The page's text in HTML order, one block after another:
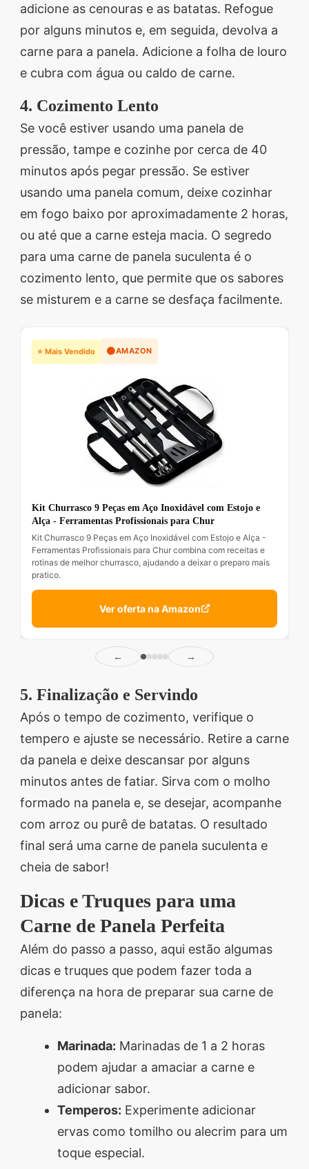
adicione as cenouras e as batatas. Refogue
por alguns minutos e, em seguida, devolva a
carne para a panela. Adicione a folha de louro
e cubra com água ou caldo de carne.
4. Cozimento Lento
Se você estiver usando uma panela de
pressão, tampe e cozinhe por cerca de 40
minutos após pegar pressão. Se estiver
usando uma panela comum, deixe cozinhar
em fogo baixo por aproximadamente 2 horas,
ou até que a carne esteja macia. O segredo
para uma carne de panela suculenta é o
cozimento lento, que permite que os sabores
se misturem e a carne se desfaça facilmente.
⭐ Mais Vendido 🟠AMAZON
Kit Churrasco 9 Peças em Aço Inoxidável com Estojo e
Alça - Ferramentas Profissionais para Chur
Kit Churrasco 9 Peças em Aço Inoxidável com Estojo e Alça -
Ferramentas Profissionais para Chur combina com receitas e
rotinas de melhor churrasco, ajudando a deixar o preparo mais
pratico.
Ver oferta na Amazon
← →
5. Finalização e Servindo
Após o tempo de cozimento, verifique o
tempero e ajuste se necessário. Retire a carne
da panela e deixe descansar por alguns
minutos antes de fatiar. Sirva com o molho
formado na panela e, se desejar, acompanhe
com arroz ou purê de batatas. O resultado
final será uma carne de panela suculenta e
cheia de sabor!
Dicas e Truques para uma
Carne de Panela Perfeita
Além do passo a passo, aqui estão algumas
dicas e truques que podem fazer toda a
diferença na hora de preparar sua carne de
panela:
Marinada: Marinadas de 1 a 2 horas
podem ajudar a amaciar a carne e
adicionar sabor.
Temperos: Experimente adicionar
ervas como tomilho ou alecrim para um
toque especial.